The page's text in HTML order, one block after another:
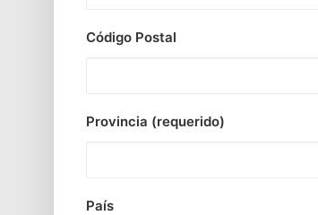
Código Postal
Provincia (requerido)
País